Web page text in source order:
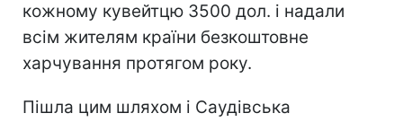
кожному кувейтцю 3500 дол. і надали
всім жителям країни безкоштовне
харчування протягом року.
Пішла цим шляхом і Саудівська